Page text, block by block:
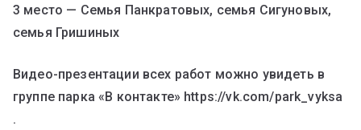
3 место — Семья Панкратовых, семья Сигуновых,
семья Гришиных
Видео-презентации всех работ можно увидеть в
группе парка «В контакте» https://vk.com/park_vyksa
.